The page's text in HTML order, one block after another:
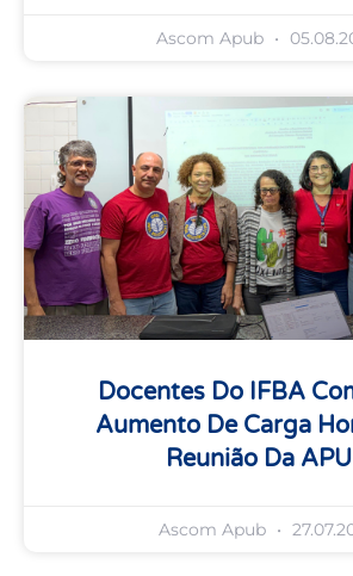
Ascom Apub
Docentes Do IFBA
Aumento De Carga
Reunião Da
Ascom Apub